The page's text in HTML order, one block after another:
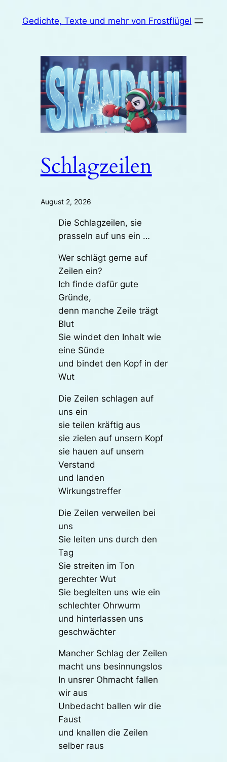
InhaltGedichte, Texte und mehr von Frostflügel
Schlagzeilen
August 2, 2026
Die Schlagzeilen, sie
prasseln auf uns ein …
Wer schlägt gerne auf
Zeilen ein?
Ich finde dafür gute
Gründe,
denn manche Zeile trägt
Blut
Sie windet den Inhalt wie
eine Sünde
und bindet den Kopf in der
Wut
Die Zeilen schlagen auf
uns ein
sie teilen kräftig aus
sie zielen auf unsern Kopf
sie hauen auf unsern
Verstand
und landen
Wirkungstreffer
Die Zeilen verweilen bei
uns
Sie leiten uns durch den
Tag
Sie streiten im Ton
gerechter Wut
Sie begleiten uns wie ein
schlechter Ohrwurm
und hinterlassen uns
geschwächter
Mancher Schlag der Zeilen
macht uns besinnungslos
In unsrer Ohmacht fallen
wir aus
Unbedacht ballen wir die
Faust
und knallen die Zeilen
selber raus